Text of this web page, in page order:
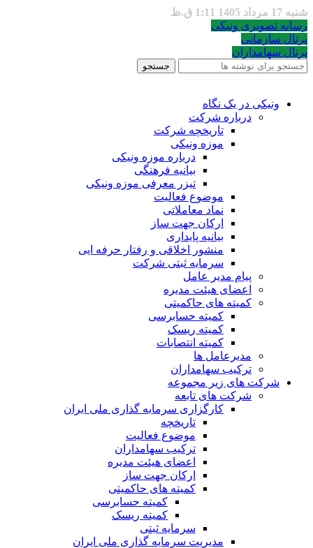
شنبه 17 مرداد 1405 1:11 ق.ظ
رسانه تصویری ونیکی
پرتال سازمانی
پرتال سهامداران
جستجو
ونیکی در یک نگاه
درباره شرکت
تاریخچه شرکت
موزه ونیکی
درباره موزه ونیکی
بیانیه فرهنگی
تیزر معرفی موزه ونیکی
موضوع فعالیت
نماد معاملاتی
ارکان جهت ساز
بیانیه پایداری
منشور اخلاقی و رفتار حرفه ایی
سرمایه ثبتی شرکت
پیام مدیر عامل
اعضای هیئت مدیره
کمیته های حاکمیتی
کمیته حسابرسی
کمیته ریسک
کمیته انتصابات
مدیرعامل ها
ترکیب سهامداران
شرکت های زیر مجموعه
شرکت های تابعه
کارگزاری سرمایه گذاری ملی ایران
تاریخچه
موضوع فعالیت
ترکیب سهامداران
اعضای هیئت مدیره
ارکان جهت ساز
کمیته های حاکمیتی
کمیته حسابرسی
کمیته ریسک
سرمایه ثبتی
مدیریت سرمایه گذاری ملی ایران